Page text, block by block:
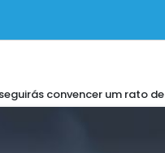
convencer um rato de